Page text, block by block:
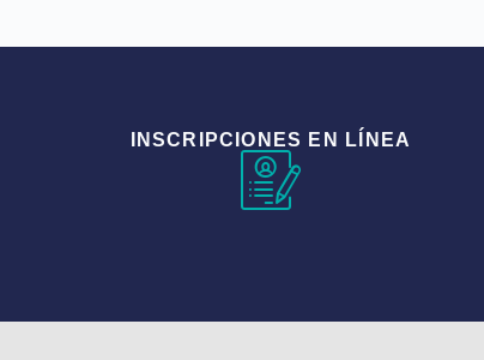
INSCRIPCIONES EN LÍNEA